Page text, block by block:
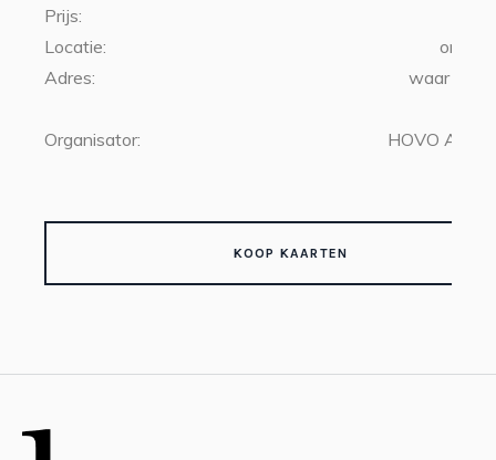
Prijs:
Locatie:
online
Adres:
waar u
Organisator: HOVO
KOOP KAARTEN